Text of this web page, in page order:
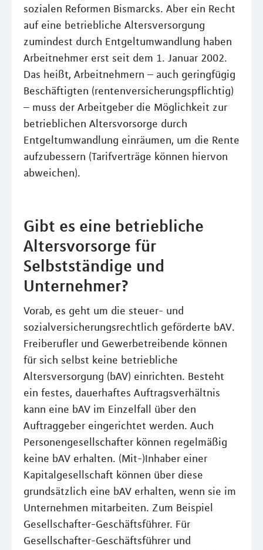
sozialen Reformen Bismarcks. Aber ein Recht
auf eine betriebliche Altersversorgung
zumindest durch Entgeltumwandlung haben
Arbeitnehmer erst seit dem 1. Januar 2002.
Das heißt, Arbeitnehmern – auch geringfügig
Beschäftigten (rentenversicherungspflichtig)
– muss der Arbeitgeber die Möglichkeit zur
betrieblichen Altersvorsorge durch
Entgeltumwandlung einräumen, um die Rente
aufzubessern (Tarifverträge können hiervon
abweichen).
Gibt es eine betriebliche
Altersvorsorge für
Selbstständige und
Unternehmer?
Vorab, es geht um die steuer- und
sozialversicherungsrechtlich geförderte bAV.
Freiberufler und Gewerbetreibende können
für sich selbst keine betriebliche
Altersversorgung (bAV) einrichten. Besteht
ein festes, dauerhaftes Auftragsverhältnis
kann eine bAV im Einzelfall über den
Auftraggeber eingerichtet werden. Auch
Personengesellschafter können regelmäßig
keine bAV erhalten. (Mit-)Inhaber einer
Kapitalgesellschaft können über diese
grundsätzlich eine bAV erhalten, wenn sie im
Unternehmen mitarbeiten. Zum Beispiel
Gesellschafter-Geschäftsführer. Für
Gesellschafter-Geschäftsführer und